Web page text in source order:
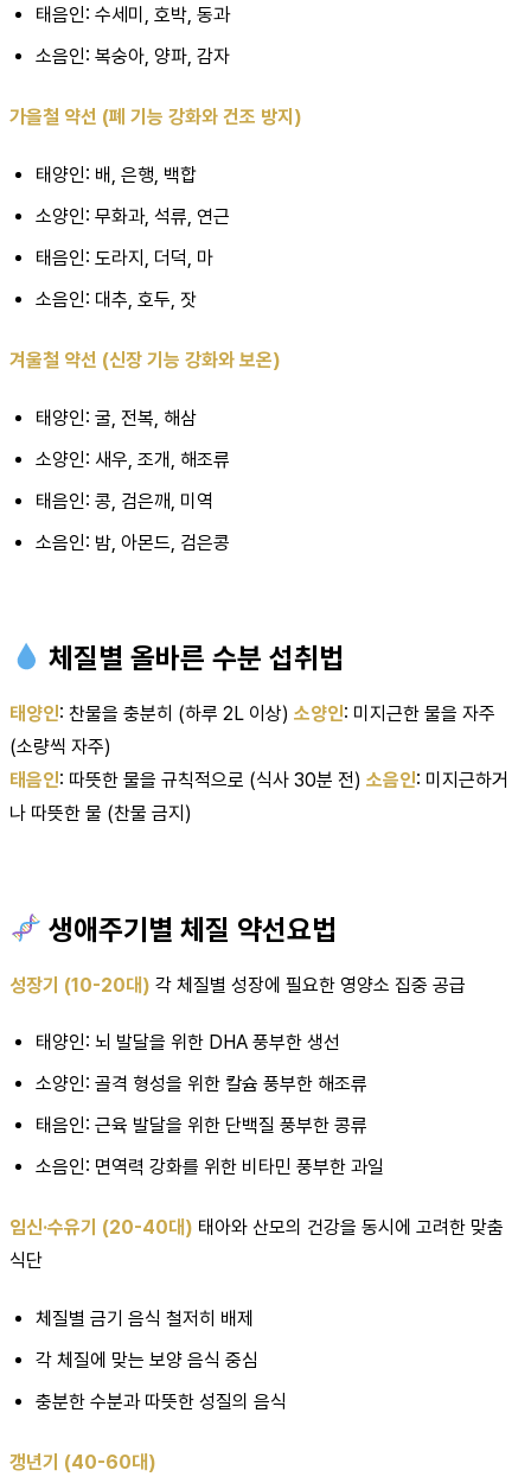
태음인: 수세미, 호박, 동과
소음인: 복숭아, 양파, 감자
가을철 약선 (폐 기능 강화와 건조 방지)
태양인: 배, 은행, 백합
소양인: 무화과, 석류, 연근
태음인: 도라지, 더덕, 마
소음인: 대추, 호두, 잣
겨울철 약선 (신장 기능 강화와 보온)
태양인: 굴, 전복, 해삼
소양인: 새우, 조개, 해조류
태음인: 콩, 검은깨, 미역
소음인: 밤, 아몬드, 검은콩
체질별 올바른 수분 섭취법
태양인: 찬물을 충분히 (하루 2L 이상) 소양인: 미지근한 물을 자주
(소량씩 자주)
태음인: 따뜻한 물을 규칙적으로 (식사 30분 전) 소음인: 미지근하거
나 따뜻한 물 (찬물 금지)
생애주기별 체질 약선요법
성장기 (10-20대) 각 체질별 성장에 필요한 영양소 집중 공급
태양인: 뇌 발달을 위한 DHA 풍부한 생선
소양인: 골격 형성을 위한 칼슘 풍부한 해조류
태음인: 근육 발달을 위한 단백질 풍부한 콩류
소음인: 면역력 강화를 위한 비타민 풍부한 과일
임신·수유기 (20-40대) 태아와 산모의 건강을 동시에 고려한 맞춤
식단
체질별 금기 음식 철저히 배제
각 체질에 맞는 보양 음식 중심
충분한 수분과 따뜻한 성질의 음식
갱년기 (40-60대)